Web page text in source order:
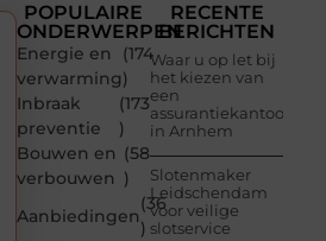
POPULAIRE
ONDERWERPEN
Energie en
verwarming
(174
)
Inbraak
preventie
(173
)
Bouwen en
verbouwen
(58
)
Aanbiedingen
(36
)
RECENTE
BERICHTEN
Waar u op let bij
het kiezen van
een
assurantiekantoor
in Arnhem
Slotenmaker
Leidschendam
voor veilige
slotservice